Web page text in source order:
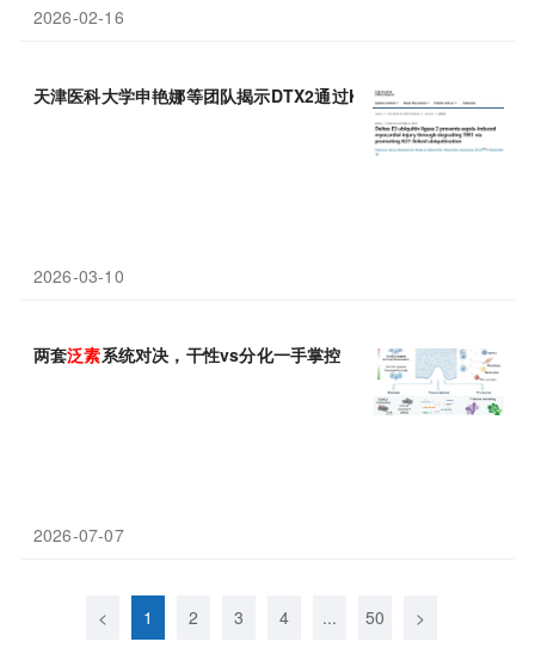
2026-02-16
天津医科大学申艳娜等团队揭示DTX2通过K27泛素化 降解TfR1，
2026-03-10
两套泛素系统对决，干性vs分化一手掌控
2026-07-07
< 1 2 3 4 ... 50 >